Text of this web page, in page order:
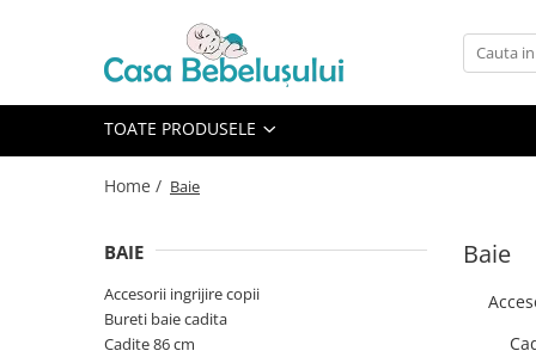
Toate Produsele
Accesorii carucioare copii
Accesorii carucioare
Cantare bebelusi si copii
Termometre copii
TOATE PRODUSELE
Home / Baie
Baie
BAIE
Accesorii ingrijire copii
Bureti baie cadita
Cadite 86 cm